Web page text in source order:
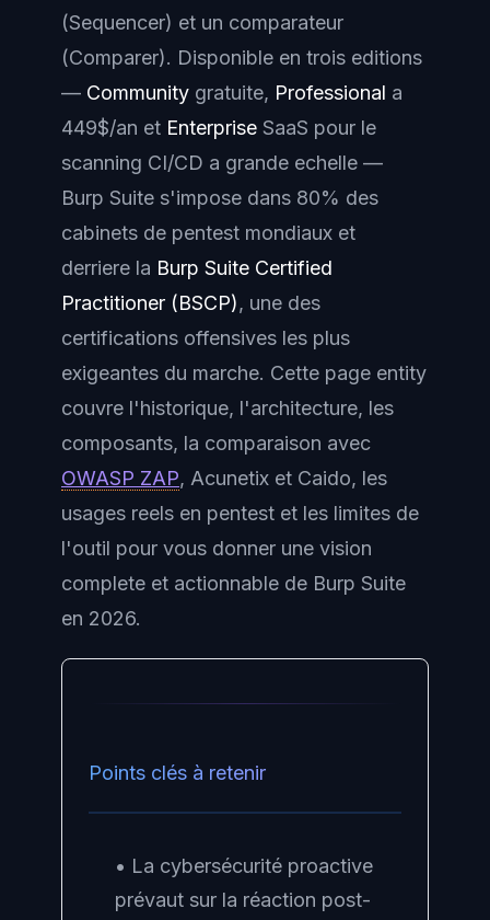
(Sequencer) et un comparateur
(Comparer). Disponible en trois editions
— Community gratuite, Professional a
449$/an et Enterprise SaaS pour le
scanning CI/CD a grande echelle —
Burp Suite s'impose dans 80% des
cabinets de pentest mondiaux et
derriere la Burp Suite Certified
Practitioner (BSCP), une des
certifications offensives les plus
exigeantes du marche. Cette page entity
couvre l'historique, l'architecture, les
composants, la comparaison avec
OWASP ZAP, Acunetix et Caido, les
usages reels en pentest et les limites de
l'outil pour vous donner une vision
complete et actionnable de Burp Suite
en 2026.
Points clés à retenir
• La cybersécurité proactive
prévaut sur la réaction post-